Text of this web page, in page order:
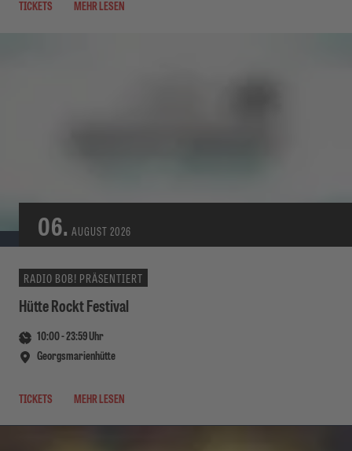
TICKETS MEHR LESEN
06. AUGUST 2026
RADIO BOB! PRÄSENTIERT
Hütte Rockt Festival
10:00-23:59Uhr
Georgsmarienhütte
TICKETS MEHR LESEN